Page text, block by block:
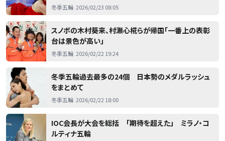
冬季五輪 2026/02/23 08:05
スノボの木村葵来、村瀬心椛らが帰国「一番上の表彰
台は景色が高い」
冬季五輪 2026/02/22 19:24
冬季五輪過去最多の24個 日本勢のメダルラッシュ
をまとめて
冬季五輪 2026/02/22 18:00
IOC会長が大会を総括 「期待を超えた」 ミラノ・コ
ルティナ五輪